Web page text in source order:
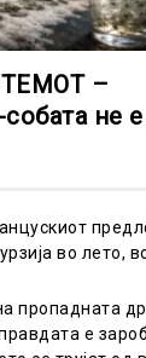
–
не е
во лето,
пропадната
е